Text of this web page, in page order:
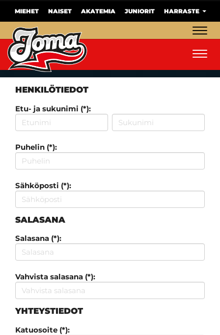
MIEHET NAISET AKATEMIA JUNIORIT HARRASTE
HENKILÖTIEDOT
Etu- ja sukunimi (*):
Puhelin (*):
Sähköposti (*):
SALASANA
Salasana (*):
Vahvista salasana (*):
YHTEYSTIEDOT
Katuosoite (*):